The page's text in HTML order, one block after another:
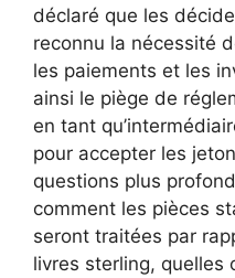
déclaré que les
reconnu la nécessité
les paiements et les
ainsi le piège de
en tant
pour accepter les
questions plus
comment les pièces
seront traitées par
livres sterling, quelles